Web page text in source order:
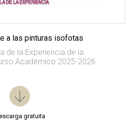
a las pinturas isofotas
de la Experiencia de la
Académico 2025-2026
gratuita